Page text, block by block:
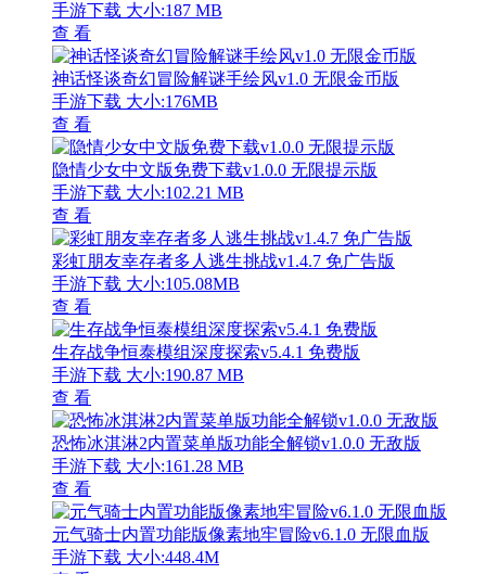
手游下载 大小:187 MB
查 看
神话怪谈奇幻冒险解谜手绘风v1.0 无限金币版
手游下载 大小:176MB
查 看
隐情少女中文版免费下载v1.0.0 无限提示版
手游下载 大小:102.21 MB
查 看
彩虹朋友幸存者多人逃生挑战v1.4.7 免广告版
手游下载 大小:105.08MB
查 看
生存战争恒泰模组深度探索v5.4.1 免费版
手游下载 大小:190.87 MB
查 看
恐怖冰淇淋2内置菜单版功能全解锁v1.0.0 无敌版
手游下载 大小:161.28 MB
查 看
元气骑士内置功能版像素地牢冒险v6.1.0 无限血版
手游下载 大小:448.4M